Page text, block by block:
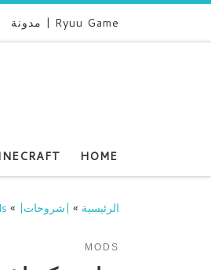
Ryuu Game | مدونة
HOME
الرئيسية » |شروحات| »
MODS